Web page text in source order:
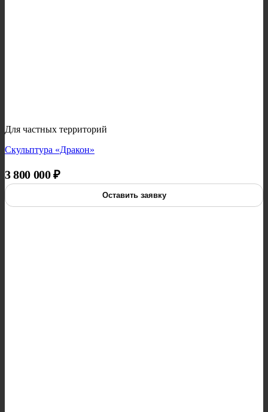
Для частных территорий
Скульптура «Дракон»
3 800 000₽
Оставить заявку